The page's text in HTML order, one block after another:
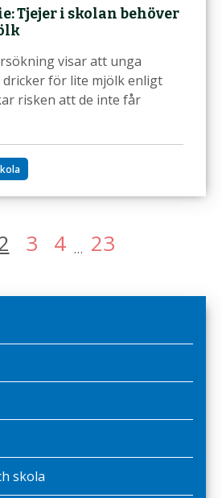
skola
Tjejer i skolan behöver
visar att unga
dricker för lite mjölk enligt
risken att de inte får
3 4 … 23